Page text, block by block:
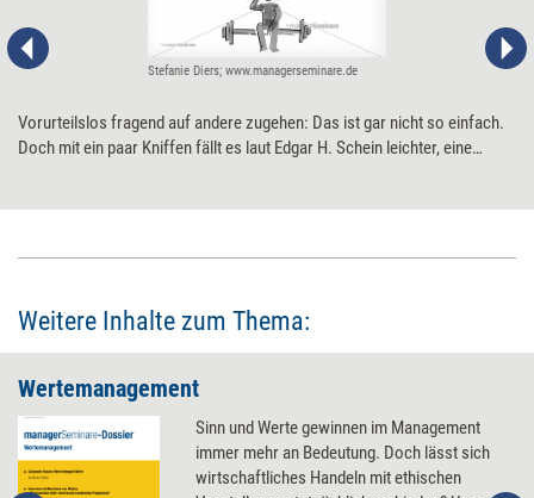
Stefanie Diers; www.managerseminare.de
Vorurteilslos fragend auf andere zugehen: Das ist gar nicht so einfach.
Doch mit ein paar Kniffen fällt es laut Edgar H. Schein leichter, eine
Weitere Inhalte zum Thema:
Wertemanagement
Sinn und Werte gewinnen im Management
immer mehr an Bedeutung. Doch lässt sich
wirtschaftliches Handeln mit ethischen